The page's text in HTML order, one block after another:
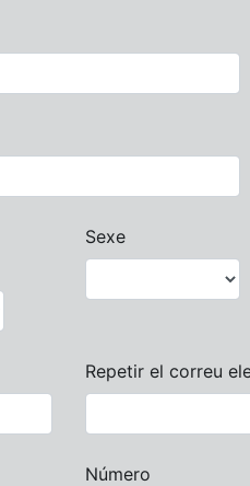
Sexe
Repetir el correu
Número